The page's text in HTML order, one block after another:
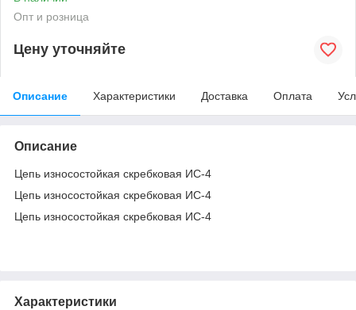
Опт и розница
Цену уточняйте
Описание Характеристики Доставка Оплата
Описание
Цепь износостойкая скребковая ИС-4
Цепь износостойкая скребковая ИС-4
Цепь износостойкая скребковая ИС-4
Характеристики